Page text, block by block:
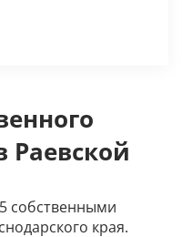
Раевской
собственными
края.